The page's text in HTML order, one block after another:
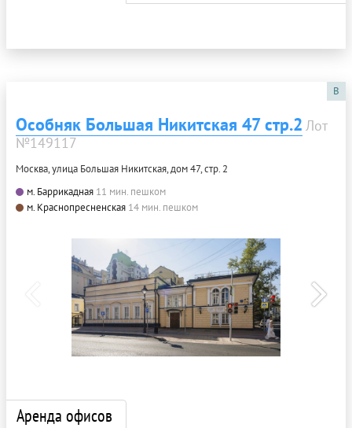
B
Особняк Большая Никитская 47 стр.2 Лот
№149117
Москва, улица Большая Никитская, дом 47, стр. 2
м. Баррикадная 11 мин. пешком
м. Краснопресненская 14 мин. пешком
Аренда офисов